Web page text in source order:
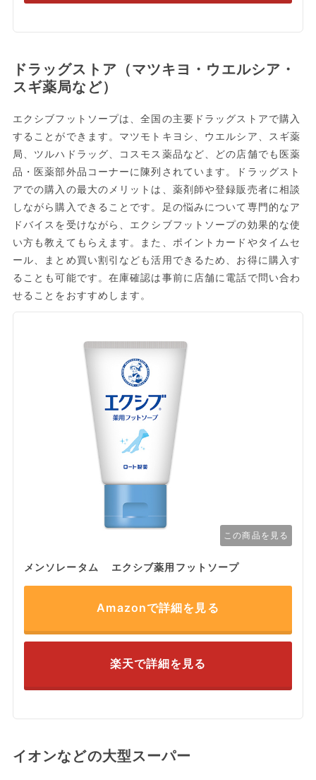
ドラッグストア（マツキヨ・ウエルシア・
スギ薬局など）
エクシブフットソープは、全国の主要ドラッグストアで購入
することができます。マツモトキヨシ、ウエルシア、スギ薬
局、ツルハドラッグ、コスモス薬品など、どの店舗でも医薬
品・医薬部外品コーナーに陳列されています。ドラッグスト
アでの購入の最大のメリットは、薬剤師や登録販売者に相談
しながら購入できることです。足の悩みについて専門的なア
ドバイスを受けながら、エクシブフットソープの効果的な使
い方も教えてもらえます。また、ポイントカードやタイムセ
ール、まとめ買い割引なども活用できるため、お得に購入す
ることも可能です。在庫確認は事前に店舗に電話で問い合わ
せることをおすすめします。
この商品を見る
メンソレータム エクシブ薬用フットソープ
Amazonで詳細を見る
楽天で詳細を見る
イオンなどの大型スーパー